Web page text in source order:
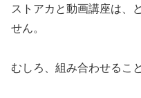
ストアカと動画講座は、
せん。
むしろ、組み合わせるこ